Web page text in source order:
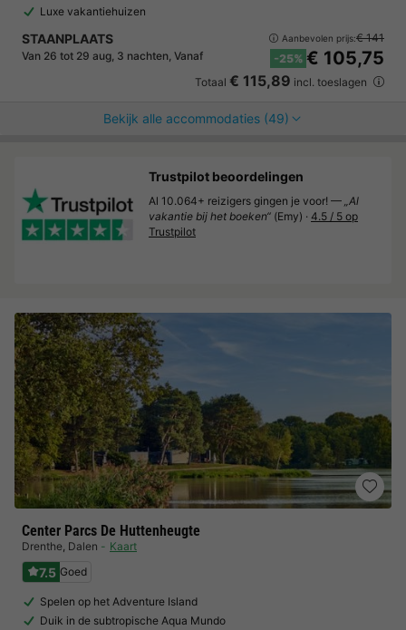
Luxe vakantiehuizen
STAANPLAATS
Van 26 tot 29 aug, 3 nachten, Vanaf
Aanbevolen prijs:€ 141
-25% € 105,75
Totaal € 115,89 incl. toeslagen
Bekijk alle accommodaties (49)
Center Parcs De Huttenheugte
Drenthe, Dalen Kaart
7.5 Goed
Spelen op het Adventure Island
Duik in de subtropische Aqua Mundo
Trustpilot beoordelingen
Al 10.064+ reizigers gingen je voor! — „Al
vakantie bij het boeken“ (Emy) · 4.5 / 5 op
Trustpilot